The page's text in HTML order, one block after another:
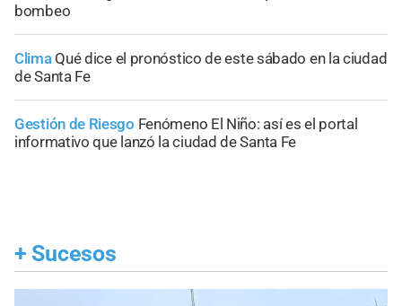
bombeo
Clima Qué dice el pronóstico de este sábado en la ciudad
de Santa Fe
Gestión de Riesgo Fenómeno El Niño: así es el portal
informativo que lanzó la ciudad de Santa Fe
+ Sucesos